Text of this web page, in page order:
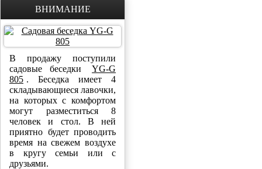
ВНИМАНИЕ
В продажу поступили
садовые беседки
YG-G
805 . Беседка имеет 4
складывающиеся лавочки,
на которых с комфортом
могут разместиться 8
человек и стол. В ней
приятно будет проводить
время на свежем воздухе
в кругу семьи или с
друзьями.